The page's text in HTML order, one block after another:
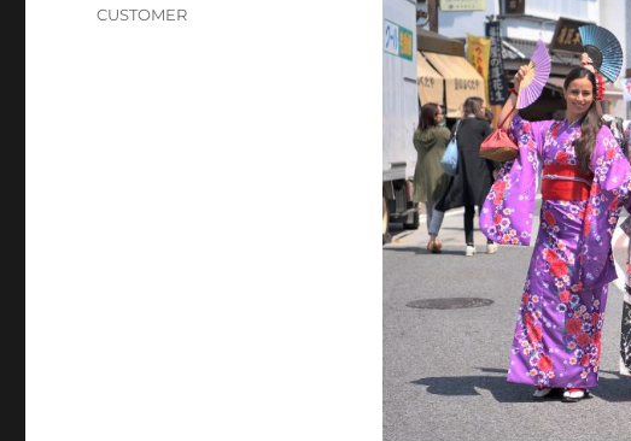
カ
CUSTOMER